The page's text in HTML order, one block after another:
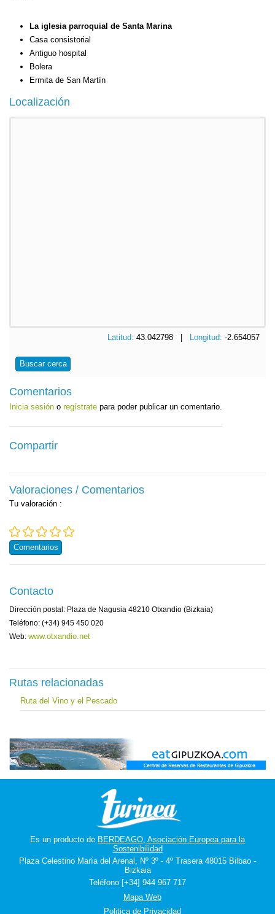
La iglesia parroquial de Santa Marina
Casa consistorial
Antiguo hospital
Bolera
Ermita de San Martín
Localización
Latitud: 43.042798 | Longitud: -2.654057
Buscar cerca
Comentarios
Inicia sesión o regístrate para poder publicar un comentario.
Compartir
Valoraciones / Comentarios
Tu valoración :
Comentarios
Contacto
Dirección postal: Plaza de Nagusia 48210 Otxandio (Bizkaia)
Teléfono: (+34) 945 450 020
Web: www.otxandio.net
Rutas relacionadas
Ruta del Vino y el Pescado
Es un producto de BERDEAGO, Asociación Europea para la
Sostenibilidad
Plaza Celestino María del Arenal, Nº 3º - 4º Trasera 48015 Bilbao -
Bizkaia
Teléfono [+34] 944 967 717
Mapa Web
Politica de Privacidad